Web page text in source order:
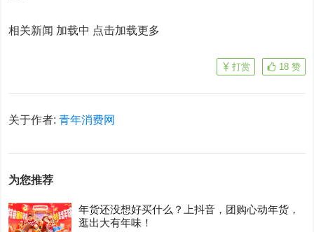
相关新闻 加载中 点击加载更多
18 赞
打赏
关于作者:青年消费网
为您推荐
年货还没想好买什么？上抖音，团购心动年货，
逛出大有年味！